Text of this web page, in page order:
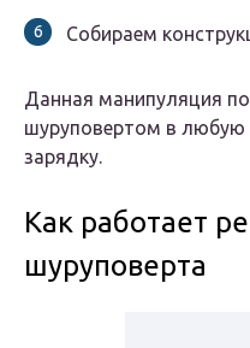
Собираем
Данная манипуляция
шуруповертом в любую
зарядку.
Как работает
шуруповерта